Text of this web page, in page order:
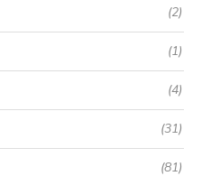
(2)
(1)
(4)
(31)
(81)